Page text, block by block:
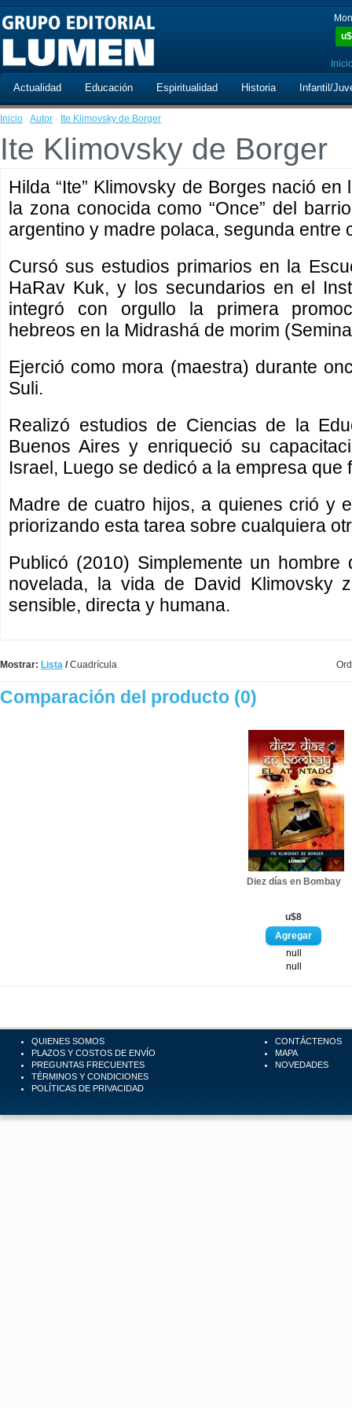
u$
Actualidad Educación Espiritualidad Historia Infantil/
Inicio · Autor · Ite Klimovsky de Borger
Ite Klimovsky de Borger
Hilda “Ite” Klimovsky de Borges nació
la zona conocida como “Once” del
argentino y madre polaca, segunda entre
Cursó sus estudios primarios en la
HaRav Kuk, y los secundarios en el
integró con orgullo la primera
hebreos en la Midrashá de morim
Ejerció como mora (maestra) durante
Suli.
Realizó estudios de Ciencias de la
Buenos Aires y enriqueció su
Israel, Luego se dedicó a la empresa
Madre de cuatro hijos, a quienes crió y
priorizando esta tarea sobre cualquiera
Publicó (2010) Simplemente un
novelada, la vida de David Klimovsky
sensible, directa y humana.
Mostrar: Lista /Cuadrícula
Comparación del producto (0)
Diez días en Bombay
u$8
null
null
QUIENES SOMOS
PLAZOS Y COSTOS DE ENVÍO
PREGUNTAS FRECUENTES
TÉRMINOS Y CONDICIONES
POLÍTICAS DE PRIVACIDAD
CONTÁCTENOS
MAPA
NOVEDADES